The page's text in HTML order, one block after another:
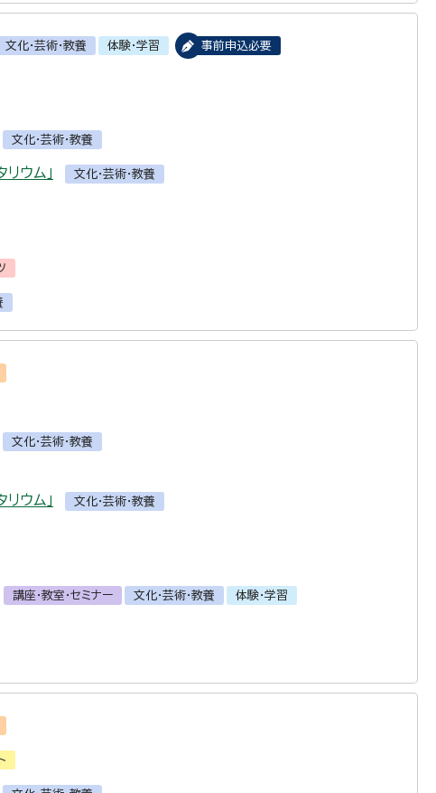
文化・芸術・教養 体験・学習 事前申込必要
文化・芸術・教養
ウム」 文化・芸術・教養
文化・芸術・教養
ウム」 文化・芸術・教養
講座・教室・セミナー 文化・芸術・教養 体験・学習